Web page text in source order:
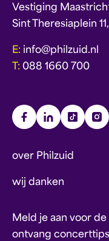
Vestiging
Sint Theresiaplein
E: info@philzuid.nl
T: 088 1660 700
over Philzuid
wij danken
Meld je aan voor
ontvang